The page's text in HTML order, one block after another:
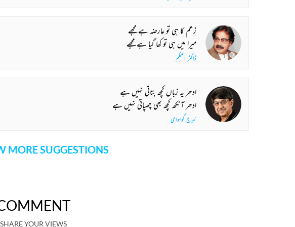
زعم کا ہی تو عارضہ ہے مجھے
میرا میں ہی تو کھا گیا ہے مجھے
ڈاکٹر اعظم
ادھر یہ زباں کچھ بتاتی نہیں ہے
ادھر آنکھ کچھ بھی چھپاتی نہیں ہے
نیرج گوسوامی
MORE SUGGESTIONS
SHARE YOUR VIEWS